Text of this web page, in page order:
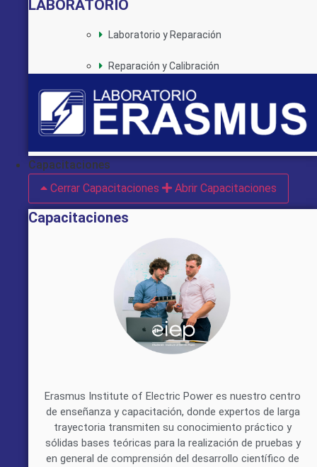
LABORATORIO
Laboratorio y Reparación
Reparación y Calibración
Capacitaciones
Cerrar Capacitaciones
Abrir Capacitaciones
Capacitaciones
Erasmus Institute of Electric Power es nuestro centro
de enseñanza y capacitación, donde expertos de larga
trayectoria transmiten su conocimiento práctico y
sólidas bases teóricas para la realización de pruebas y
en general de comprensión del desarrollo científico de